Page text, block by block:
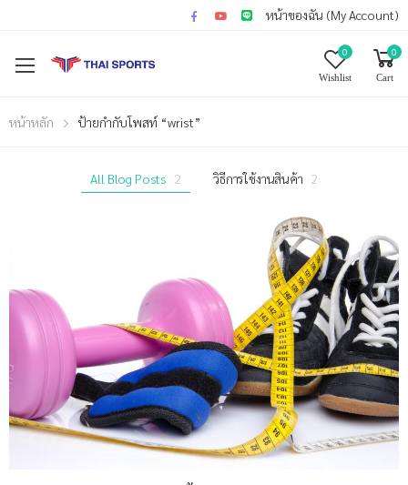
หน้าของฉัน (My Account)
0
Wishlist
0
Cart
หน้าหลัก ป้ายกำกับโพสท์ “wrist”
All Blog Posts 2 วิธีการใช้งานสินค้า 2